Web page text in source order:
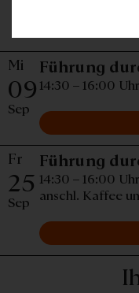
Mi
09
Sep
Führung
14:30 – 16:00
Fr
25
Sep
Führung
14:30 – 16:00
anschl. Kaffee